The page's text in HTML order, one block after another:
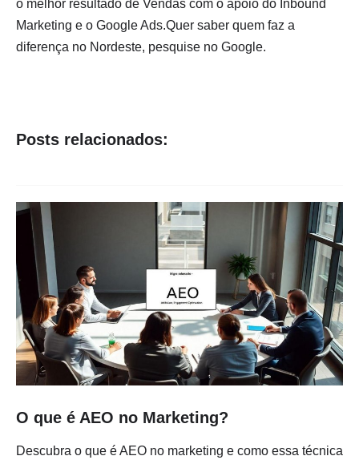
o melhor resultado de Vendas com o apoio do Inbound
Marketing e o Google Ads.Quer saber quem faz a
diferença no Nordeste, pesquise no Google.
Posts relacionados:
O que é AEO no Marketing?
Descubra o que é AEO no marketing e como essa técnica